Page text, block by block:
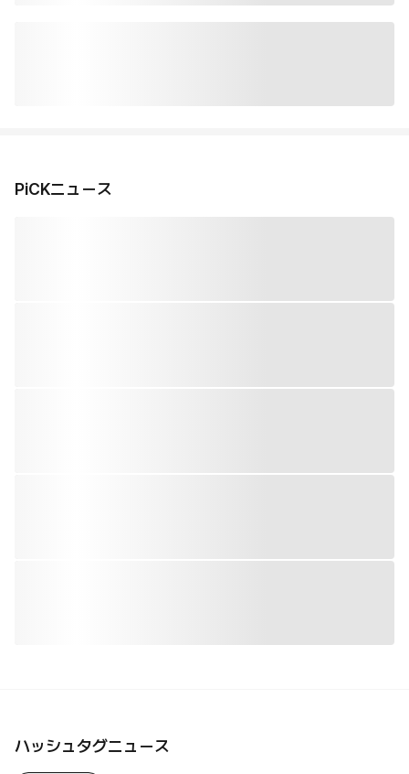
PiCKニュース
ハッシュタグニュース